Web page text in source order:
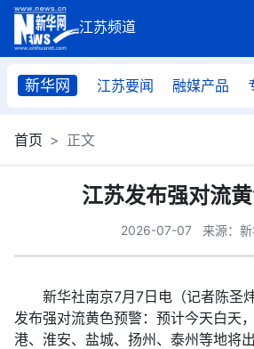
新华网 江苏要闻 融媒产品
首页 正文
江苏发布强对流
2026-07-07 来源：
新华社南京7月7日电（记者陈圣
发布强对流黄色预警：预计今天白天
港、淮安、盐城、扬州、泰州等地将